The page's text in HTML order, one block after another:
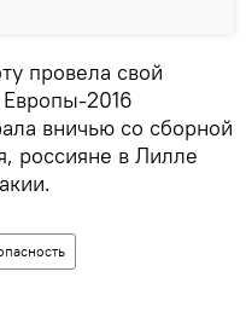
провела свой
2016
вничью со сборной
россияне в Лилле